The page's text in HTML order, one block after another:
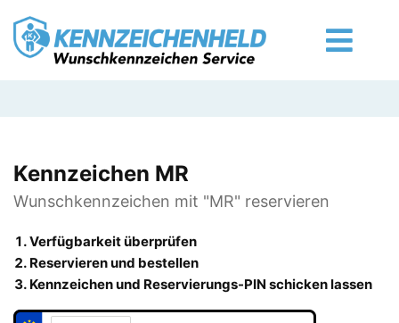
Kennzeichen MR
Wunschkennzeichen mit "MR" reservieren
Verfügbarkeit überprüfen
Reservieren und bestellen
Kennzeichen und Reservierungs-PIN schicken lassen